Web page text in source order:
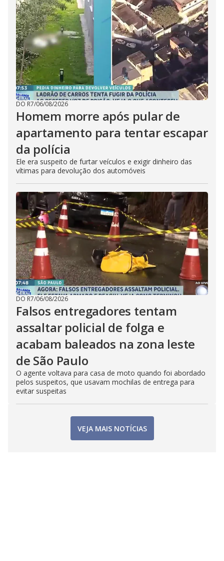
DO R7/06/08/2026
Homem morre após pular de
apartamento para tentar escapar
da polícia
Ele era suspeito de furtar veículos e exigir dinheiro das
vítimas para devolução dos automóveis
DO R7/06/08/2026
Falsos entregadores tentam
assaltar policial de folga e
acabam baleados na zona leste
de São Paulo
O agente voltava para casa de moto quando foi abordado
pelos suspeitos, que usavam mochilas de entrega para
evitar suspeitas
VEJA MAIS NOTÍCIAS